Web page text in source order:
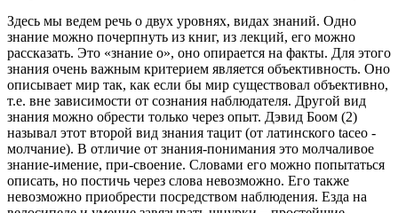
Здесь мы ведем речь о двух уровнях, видах знаний. Одно
знание можно почерпнуть из книг, из лекций, его можно
рассказать. Это «знание о», оно опирается на факты. Для этого
знания очень важным критерием является объективность. Оно
описывает мир так, как если бы мир существовал объективно,
т.е. вне зависимости от сознания наблюдателя. Другой вид
знания можно обрести только через опыт. Дэвид Боом (2)
называл этот второй вид знания тацит (от латинского taceo -
молчание). В отличие от знания-понимания это молчаливое
знание-имение, при-своение. Словами его можно попытаться
описать, но постичь через слова невозможно. Его также
невозможно приобрести посредством наблюдения. Езда на